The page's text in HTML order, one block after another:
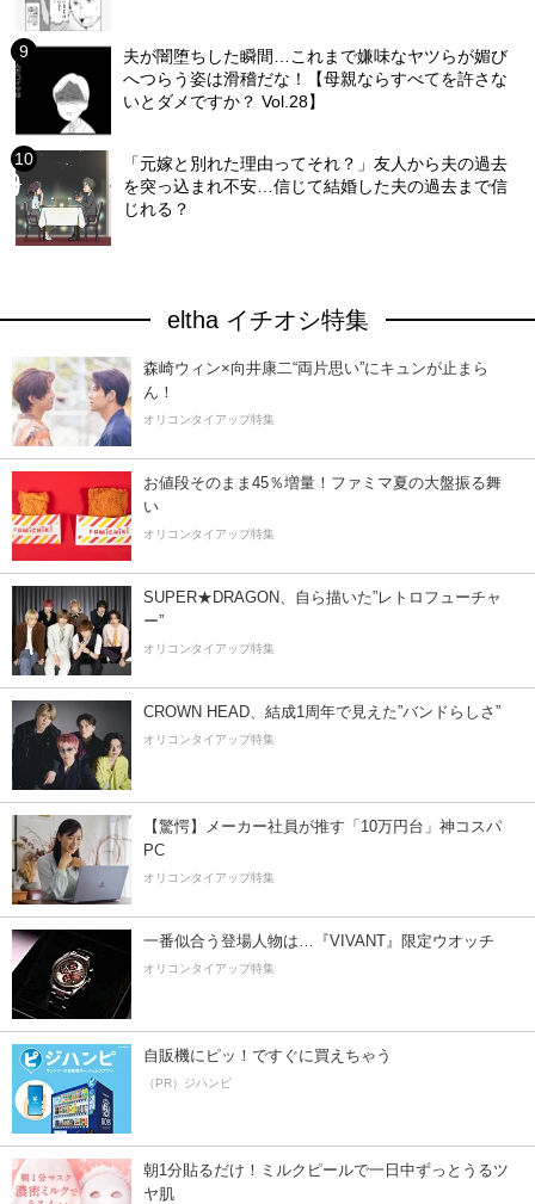
夫が闇堕ちした瞬間…これまで嫌味なヤツらが媚び
へつらう姿は滑稽だな！【母親ならすべてを許さな
いとダメですか？ Vol.28】
「元嫁と別れた理由ってそれ？」友人から夫の過去
を突っ込まれ不安…信じて結婚した夫の過去まで信
じれる？
eltha イチオシ特集
森崎ウィン×向井康二“両片思い”にキュンが止まら
ん！
オリコンタイアップ特集
お値段そのまま45％増量！ファミマ夏の大盤振る舞
い
オリコンタイアップ特集
SUPER★DRAGON、自ら描いた”レトロフューチャ
ー”
オリコンタイアップ特集
CROWN HEAD、結成1周年で見えた”バンドらしさ”
オリコンタイアップ特集
【驚愕】メーカー社員が推す「10万円台」神コスパ
PC
オリコンタイアップ特集
一番似合う登場人物は…『VIVANT』限定ウオッチ
オリコンタイアップ特集
自販機にピッ！ですぐに買えちゃう
（PR）ジハンピ
朝1分貼るだけ！ミルクピールで一日中ずっとうるツ
ヤ肌